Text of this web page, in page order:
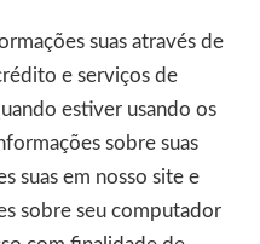
suas através de
e serviços de
estiver usando os
sobre suas
suas em nosso site e
sobre seu computador